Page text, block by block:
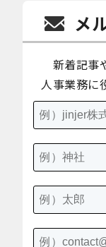
メ
新着記事
人事業務に